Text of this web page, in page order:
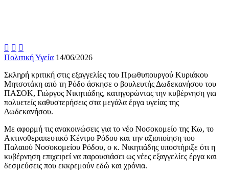
  
ΠολιτικήΥγεία 14/06/2026
Σκληρή κριτική στις εξαγγελίες του Πρωθυπουργού Κυριάκου
Μητσοτάκη από τη Ρόδο άσκησε ο βουλευτής Δωδεκανήσου του
ΠΑΣΟΚ, Γιώργος Νικητιάδης, κατηγορώντας την κυβέρνηση για
πολυετείς καθυστερήσεις στα μεγάλα έργα υγείας της
Δωδεκανήσου.
Με αφορμή τις ανακοινώσεις για το νέο Νοσοκομείο της Κω, το
Ακτινοθεραπευτικό Κέντρο Ρόδου και την αξιοποίηση του
Παλαιού Νοσοκομείου Ρόδου, ο κ. Νικητιάδης υποστήριξε ότι η
κυβέρνηση επιχειρεί να παρουσιάσει ως νέες εξαγγελίες έργα και
δεσμεύσεις που εκκρεμούν εδώ και χρόνια.